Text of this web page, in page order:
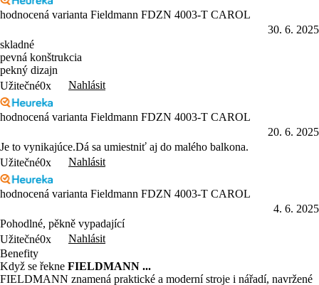
hodnocená varianta Fieldmann FDZN 4003-T CAROL
30. 6. 2025
skladné
pevná konštrukcia
pekný dizajn
Užitečné0x Nahlásit
hodnocená varianta Fieldmann FDZN 4003-T CAROL
20. 6. 2025
Je to vynikajúce.Dá sa umiestniť aj do malého balkona.
Užitečné0x Nahlásit
hodnocená varianta Fieldmann FDZN 4003-T CAROL
4. 6. 2025
Pohodlné, pěkně vypadající
Užitečné0x
Nahlásit
Benefity
Když se řekne FIELDMANN ...
FIELDMANN znamená praktické a moderní stroje i nářadí, navržené